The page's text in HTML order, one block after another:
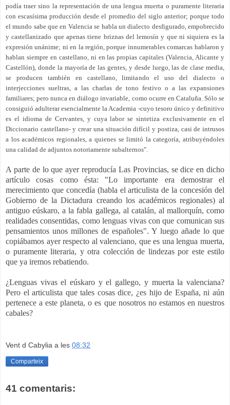
podía traer sino la representación de una lengua muerta o puramente literaria
con escasísima producción desde el promedio del siglo anterior; porque todo
el mundo sabe que en Valencia se habla un dialecto desfigurado, empobrecido
y castellanizado que apenas tiene briznas del lemosín y que ni siquiera es la
expresión unánime; ni en la región, porque innumerables comarcas hablaron y
hablan siempre en castellano, ni en las propias capitales (Valencia, Alicante y
Castellón), donde la mayoría de las gentes, y desde luego, las de clase media,
se producen también en castellano, limitando el uso del dialecto o
interjecciones sueltras, a las charlas de tono festivo o a las expansiones
familiares; pero nunca en diálogo invariable, como ocurre en Cataluña. Sólo se
consiguió adulterar esencialmente la Academia -cuyo tesoro único y definitivo
es el idioma de Cervantes, y cuya labor se sintetiza exclusivamente en el
Diccionario castellano- y crear una situación difícil y postiza, casi de intrusos
a los académicos regionales, a quienes se limitó la categoría, atribuyéndoles
una calidad de adjuntos notoriamente subalternos".
A parte de lo que ayer reproducía Las Provincias, se dice en dicho
artículo cosas como ésta: "Lo importante era demostrar el
merecimiento que concedía (habla el articulista de la concesión del
Gobierno de la Dictadura creando los académicos regionales) al
antiguo eúskaro, a la fabla gallega, al catalán, al mallorquín, como
realidades consentidas, como lenguas vivas con que comunican sus
pensamientos unos millones de españoles". Y luego añade lo que
copiábamos ayer respecto al valenciano, que es una lengua muerta,
o puramente literaria, y otra colección de lindezas por este estilo
que ya iremos rebatiendo.
¿Lenguas vivas el eúskaro y el gallego, y muerta la valenciana?
Pero el articulista que tales cosas dice, ¿es hijo de España, ni aún
pertenece a este planeta, o es que nosotros no estamos en nuestros
cabales?
Vent d Cabylia a les 08:32
Comparteix
41 comentaris: